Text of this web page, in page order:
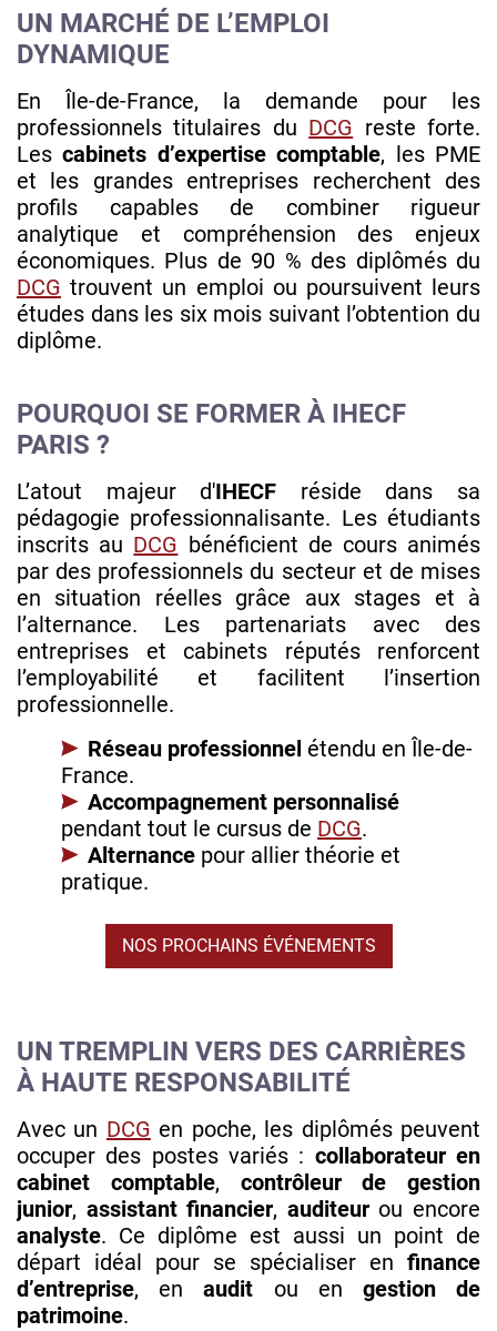
UN MARCHÉ DE L’EMPLOI
DYNAMIQUE
En Île-de-France, la demande pour les
professionnels titulaires du DCG reste forte.
Lescabinets d’expertise comptable, les PME
et les grandes entreprises recherchent des
profils capables de combiner rigueur
analytique et compréhension des enjeux
économiques. Plus de 90 % des diplômés du
DCG trouvent un emploi ou poursuivent leurs
études dans les six mois suivant l’obtention du
diplôme.
POURQUOI SE FORMER À IHECF
PARIS ?
L’atout majeur d'IHECF réside dans sa
pédagogie professionnalisante. Les étudiants
inscrits au DCG bénéficient de cours animés
par des professionnels du secteur et de mises
en situation réelles grâce aux stages et à
l’alternance. Les partenariats avec des
entreprises et cabinets réputés renforcent
l’employabilité et facilitent l’insertion
professionnelle.
Réseau professionnel étendu en Île-de-
France.
Accompagnement personnalisé
pendant tout le cursus de DCG.
Alternance pour allier théorie et
pratique.
NOS PROCHAINS ÉVÉNEMENTS
UN TREMPLIN VERS DES CARRIÈRES
À HAUTE RESPONSABILITÉ
Avec un DCG en poche, les diplômés peuvent
occuper des postes variés : collaborateur en
cabinet comptable, contrôleur de gestion
junior, assistant financier, auditeurou encore
analyste. Ce diplôme est aussi un point de
départ idéal pour se spécialiser en finance
d’entreprise, enaudit ou en gestion de
patrimoine.